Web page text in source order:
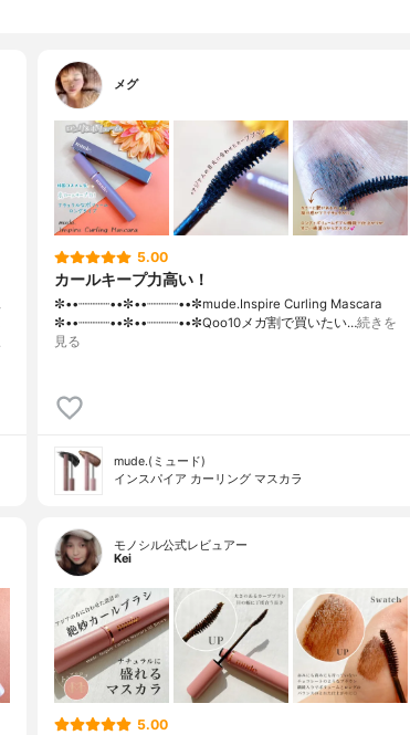
メグ
5.00
カールキープ力高い！
✼••┈┈┈┈••✼••┈┈┈┈••✼mude.Inspire Curling Mascara
✼••┈┈┈┈••✼••┈┈┈┈••✼Qoo10メガ割で買いたい…続きを
見る
mude.(ミュード)
インスパイア カーリング マスカラ
モノシル公式レビュアー
Kei
5.00